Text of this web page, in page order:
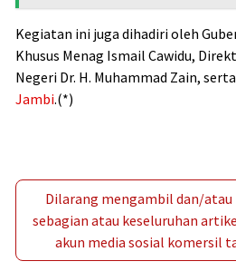
Kegiatan ini juga dihadiri oleh
Khusus Menag Ismail Cawidu,
Negeri Dr. H. Muhammad Zain,
Jambi.(*)
Dilarang mengambil dan/atau
sebagian atau keseluruhan
akun media sosial komersil